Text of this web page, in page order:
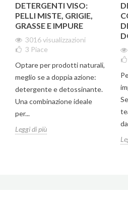
DETERGENTI VISO:
PELLI MISTE, GRIGIE,
GRASSE E IMPURE
3016 visualizzazioni
3 Piace
Optare per prodotti naturali,
meglio se a doppia azione:
detergente e detossinante.
Una combinazione ideale
per...
Leggi di più